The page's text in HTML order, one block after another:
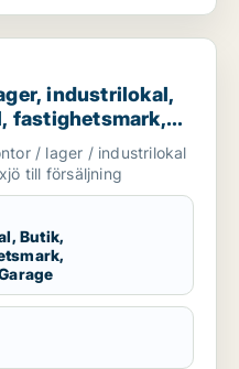
butik,
industrilokal,
fastighetsmark,
eller garage till
/ lager / industrilokal
till försäljning
Butik,